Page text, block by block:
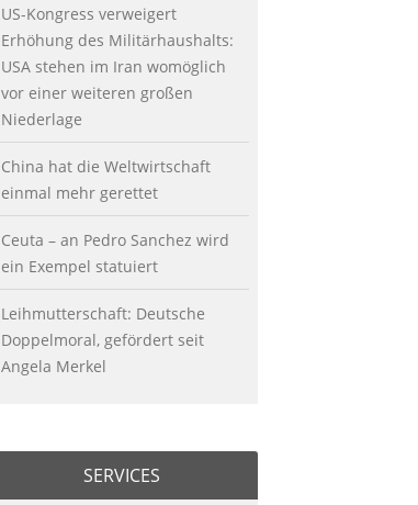
US-Kongress verweigert
Erhöhung des Militärhaushalts:
USA stehen im Iran womöglich
vor einer weiteren großen
Niederlage
China hat die Weltwirtschaft
einmal mehr gerettet
Ceuta – an Pedro Sanchez wird
ein Exempel statuiert
Leihmutterschaft: Deutsche
Doppelmoral, gefördert seit
Angela Merkel
SERVICES